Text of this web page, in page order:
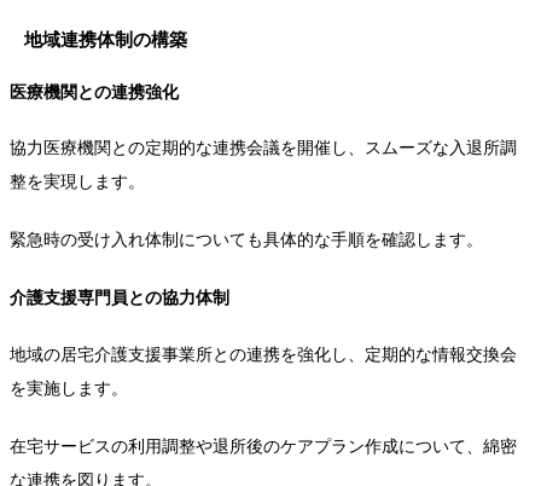
地域連携体制の構築
医療機関との連携強化
協力医療機関との定期的な連携会議を開催し、スムーズな入退所調
整を実現します。
緊急時の受け入れ体制についても具体的な手順を確認します。
介護支援専門員との協力体制
地域の居宅介護支援事業所との連携を強化し、定期的な情報交換会
を実施します。
在宅サービスの利用調整や退所後のケアプラン作成について、綿密
な連携を図ります。